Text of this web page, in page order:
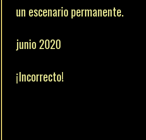
un escenario permanente.
junio 2020
¡Incorrecto!